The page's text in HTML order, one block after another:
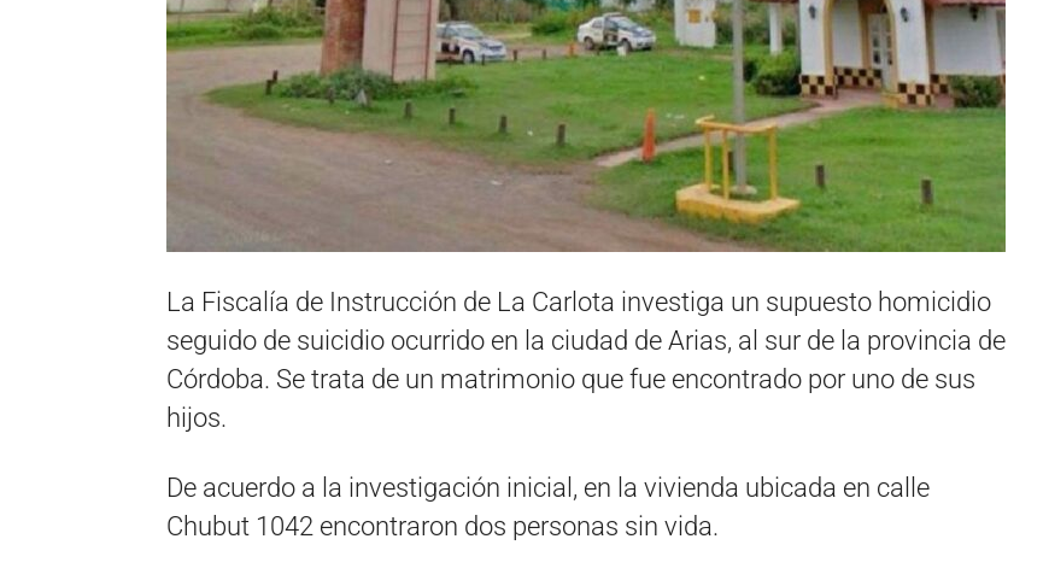
La Fiscalía de Instrucción de La Carlota investiga un supuesto homicidio
seguido de suicidio ocurrido en la ciudad de Arias, al sur de la provincia de
Córdoba. Se trata de un matrimonio que fue encontrado por uno de sus
hijos.
De acuerdo a la investigación inicial, en la vivienda ubicada en calle
Chubut 1042 encontraron dos personas sin vida.